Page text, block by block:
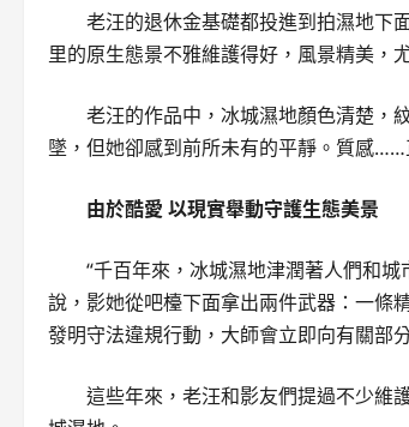
老汪的退休金基礎都投進到拍濕地下
里的原生態景不雅維護得好，風景精美，
老汪的作品中，冰城濕地顏色清楚，
墜，但她卻感到前所未有的平靜。質感
由於酷愛 以現實舉動守護生態美景
“千百年來，冰城濕地津潤著人們和
說，影她從吧檯下面拿出兩件武器：一條
發明守法違規行動，大師會立即向有關部
這些年來，老汪和影友們提過不少維